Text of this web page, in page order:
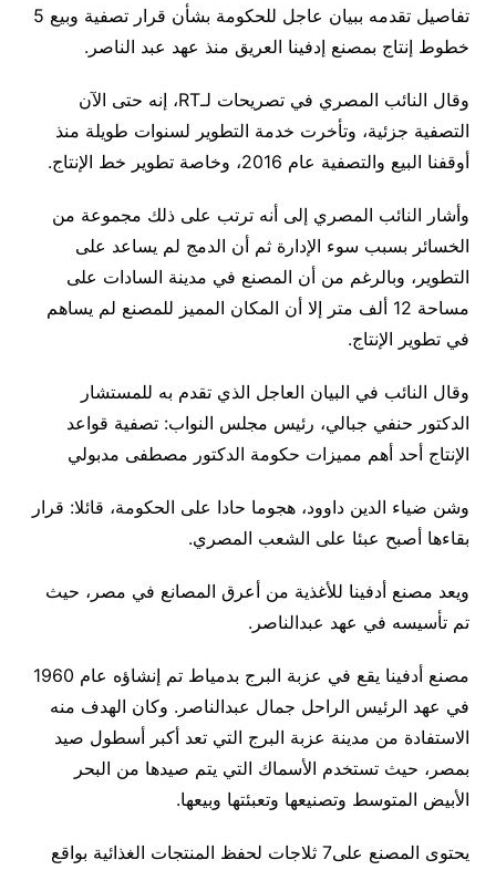
تفاصيل تقدمه ببيان عاجل للحكومة بشأن قرار تصفية وبيع 5
خطوط إنتاج بمصنع إدفينا العريق منذ عهد عبد الناصر.
وقال النائب المصري في تصريحات لـRT، إنه حتى الآن
التصفية جزئية، وتأخرت خدمة التطوير لسنوات طويلة منذ
أوقفنا البيع والتصفية عام 2016، وخاصة تطوير خط الإنتاج.
وأشار النائب المصري إلى أنه ترتب على ذلك مجموعة من
الخسائر بسبب سوء الإدارة ثم أن الدمج لم يساعد على
التطوير، وبالرغم من أن المصنع في مدينة السادات على
مساحة 12 ألف متر إلا أن المكان المميز للمصنع لم يساهم
في تطوير الإنتاج.
وقال النائب في البيان العاجل الذي تقدم به للمستشار
الدكتور حنفي جبالي، رئيس مجلس النواب: تصفية قواعد
الإنتاج أحد أهم مميزات حكومة الدكتور مصطفى مدبولي
وشن ضياء الدين داوود، هجوما حادا على الحكومة، قائلا: قرار
بقاءها أصبح عبئا على الشعب المصري.
ويعد مصنع أدفينا للأغذية من أعرق المصانع في مصر، حيث
تم تأسيسه في عهد عبدالناصر.
مصنع أدفينا يقع في عزبة البرج بدمياط تم إنشاؤه عام 1960
في عهد الرئيس الراحل جمال عبدالناصر. وكان الهدف منه
الاستفادة من مدينة عزبة البرج التي تعد أكبر أسطول صيد
بمصر، حيث تستخدم الأسماك التي يتم صيدها من البحر
الأبيض المتوسط وتصنيعها وتعبئتها وبيعها.
يحتوى المصنع على7 ثلاجات لحفظ المنتجات الغذائية بواقع